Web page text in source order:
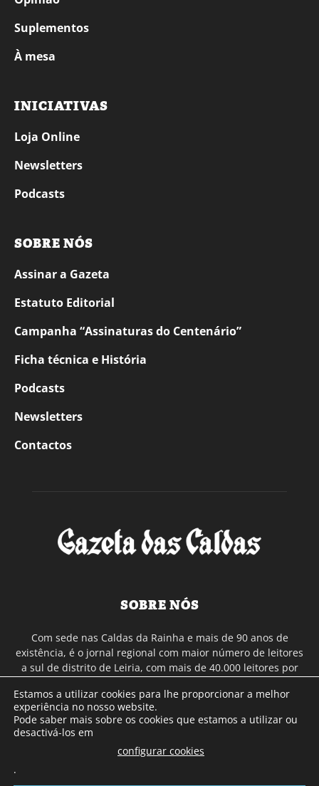
Suplementos
À mesa
INICIATIVAS
Loja Online
Newsletters
Podcasts
SOBRE NÓS
Assinar a Gazeta
Estatuto Editorial
Campanha “Assinaturas do Centenário”
Ficha técnica e História
Podcasts
Newsletters
Contactos
SOBRE NÓS
Com sede nas Caldas da Rainha e mais de 90 anos de
existência, é o jornal regional com maior número de leitores
a sul de distrito de Leiria, com mais de 40.000 leitores por
Continental e assinatura online.
SIGA-NOS
Estamos a utilizar cookies para lhe proporcionar a melhor
experiência no nosso website.
Pode saber mais sobre os cookies que estamos a utilizar ou
desactivá-los em
configurar cookies
.